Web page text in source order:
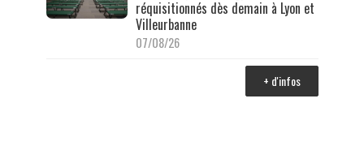
réquisitionnés dès demain à Lyon et
Villeurbanne
07/08/26
+ d'infos